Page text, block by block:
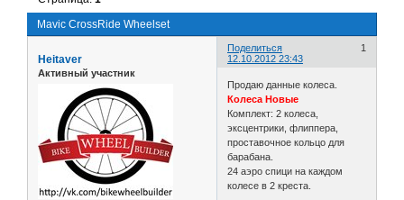
Mavic CrossRide Wheelset
Поделиться
1
12.10.2012 23:43
Heitaver
Активный участник
Продаю данные колеса.
Колеса Новые
Комплект: 2 колеса,
эксцентрики, флиппера,
проставочное кольцо для
барабана.
24 аэро спици на каждом
колесе в 2 креста.